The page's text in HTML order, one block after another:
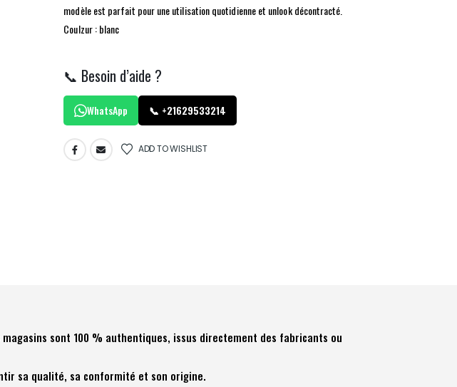
modèle est parfait pour une utilisation quotidienne et unlook décontracté.
Coulzur : blanc
📞 Besoin d’aide ?
WhatsApp 📞 +21629533214
ADD TO WISHLIST
sont 100 % authentiques, issus directement des fabricants ou
sa qualité, sa conformité et son origine.